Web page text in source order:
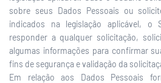
sobre seus Dados Pessoais ou
indicados na legislação aplicável, o
responder a qualquer solicitação,
algumas informações para confirmar
fins de segurança e validação da
Em relação aos Dados Pessoais